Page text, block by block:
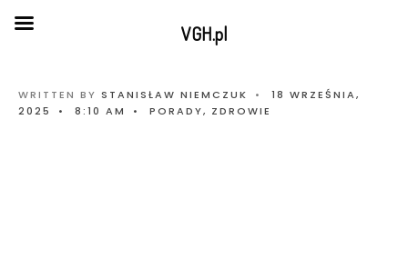
WRITTEN BY STANISŁAW NIEMCZUK •
18 WRZEŚNIA,
2025
• 8:10 AM • PORADY, ZDROWIE
VGH.pl